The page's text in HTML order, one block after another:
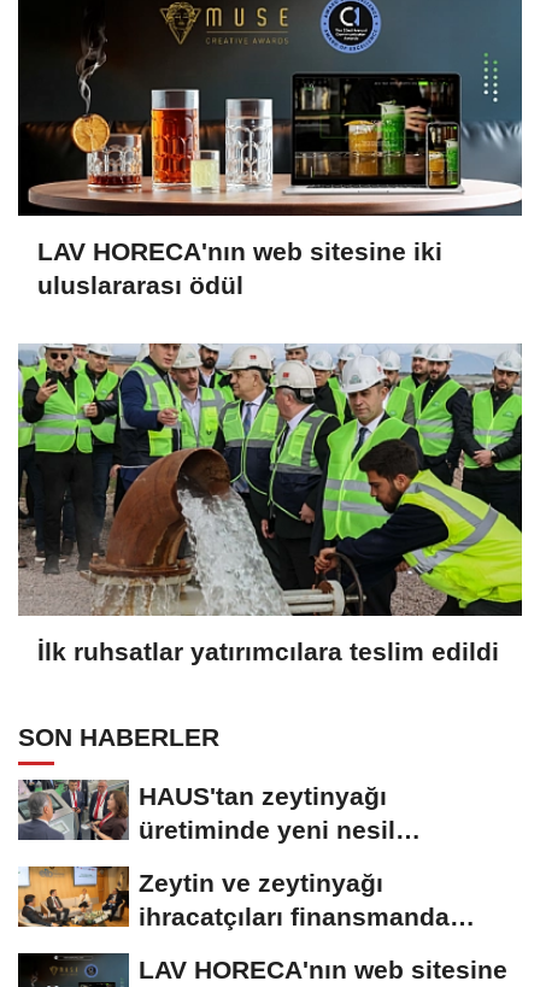
LAV HORECA'nın web sitesine iki
uluslararası ödül
İlk ruhsatlar yatırımcılara teslim edildi
SON HABERLER
HAUS'tan zeytinyağı
üretiminde yeni nesil
Zeytin ve zeytinyağı
ihracatçıları finansmanda
LAV HORECA'nın web sitesine